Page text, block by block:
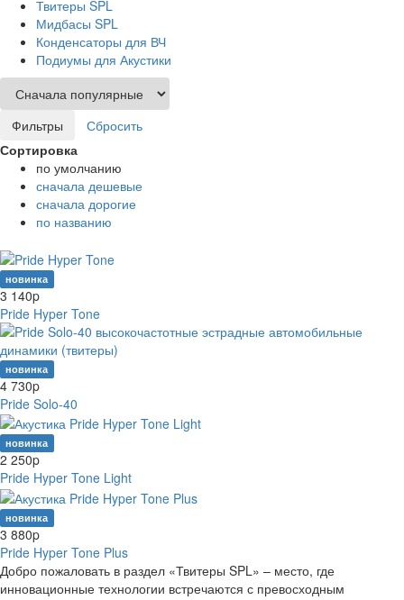
Твитеры SPL
Мидбасы SPL
Конденсаторы для ВЧ
Подиумы для Акустики
Фильтры
Сбросить
Сортировка
по умолчанию
сначала дешевые
сначала дорогие
по названию
новинка
3 140p
Pride Hyper Tone
новинка
4 730p
Pride Solo-40
новинка
2 250p
Pride Hyper Tone Light
новинка
3 880p
Pride Hyper Tone Plus
Добро пожаловать в раздел «Твитеры SPL» – место, где
инновационные технологии встречаются с превосходным